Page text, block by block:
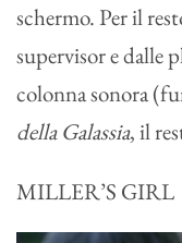
schermo. Per il
supervisor e dalle
colonna sonora
della Galassia, il
MILLER’S GIRL